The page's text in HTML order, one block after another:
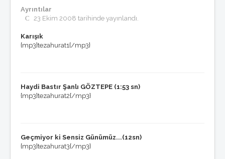
Listeden seçmeler
GöztepeLIST'e Katkı
Basın bildirileri
Nasıl üye olurum ?
Tribünde bu hafta
Tribün anıları
Multimedya
Ayrıntılar
23 Ekim 2008 tarihinde yayınlandı.
Karışık
{mp3}tezahurat1{/mp3}
Haydi Bastır Şanlı GÖZTEPE (1:53 sn)
{mp3}tezahurat2{/mp3}
Geçmiyor ki Sensiz Günümüz...(12sn)
{mp3}tezahurat3{/mp3}